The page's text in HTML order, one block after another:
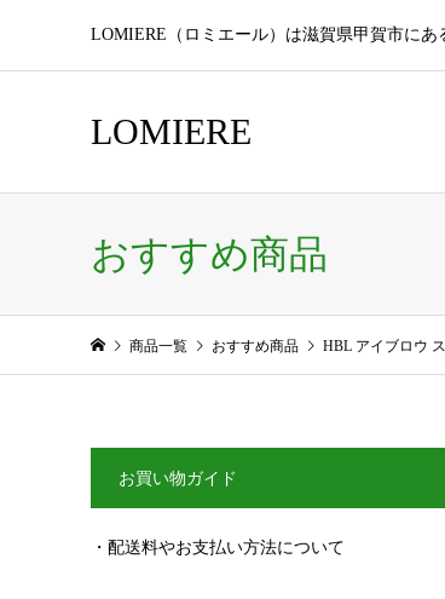
LOMIERE（ロミエール）は滋賀県甲賀市にあ
LOMIERE
おすすめ商品
商品一覧 おすすめ商品 HBL アイブロウ
お買い物ガイド
・配送料やお支払い方法について